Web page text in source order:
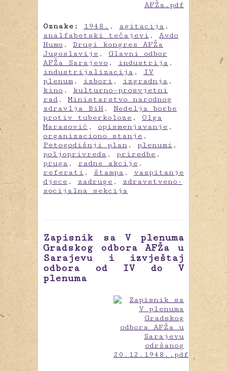
Oznake: 1948. , agitacija ,
analfabetski tečajevi , Avdo
Humo , Drugi kongres AFŽa
Jugoslavije , Glavni odbor
AFŽa Sarajevo , industrija ,
industrijalizacija ,
IV
plenum , izbori , izgradnja ,
kino , kulturno-prosvjetni
rad ,Ministarstvo narodnog
zdravlja BiH , Nedelja borbe
protiv tuberkoloze , Olga
Marasović , opismenjavanje ,
organizaciono stanje ,
Petogodišnji plan , plenumi ,
poljoprivreda , priredbe ,
pruga , radne akcije ,
referati , štampa , vaspitanje
djece , zadruge ,
zdravstveno-
socijalna sekcija
Zapisnik sa V plenuma
Gradskog odbora AFŽa u
Sarajevu i izvještaj
odbora od IV do V
plenuma